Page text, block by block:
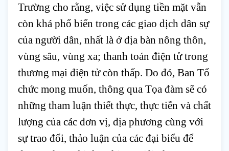
Trường cho rằng, việc sử dụng tiền mặt vẫn
còn khá phổ biến trong các giao dịch dân sự
của người dân, nhất là ở địa bàn nông thôn,
vùng sâu, vùng xa; thanh toán điện tử trong
thương mại điện tử còn thấp. Do đó, Ban Tổ
chức mong muốn, thông qua Tọa đàm sẽ có
những tham luận thiết thực, thực tiễn và chất
lượng của các đơn vị, địa phương cùng với
sự trao đổi, thảo luận của các đại biểu để